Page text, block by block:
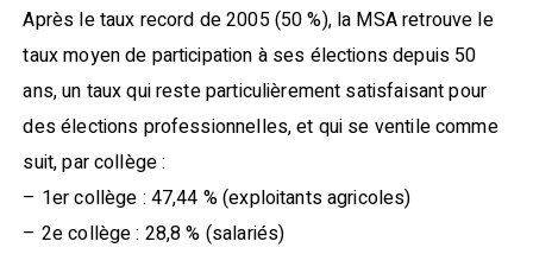
Après le taux record de 2005 (50 %), la MSA retrouve le
taux moyen de participation à ses élections depuis 50
ans, un taux qui reste particulièrement satisfaisant pour
des élections professionnelles, et qui se ventile comme
suit, par collège :
– 1er collège : 47,44 % (exploitants agricoles)
– 2e collège : 28,8 % (salariés)